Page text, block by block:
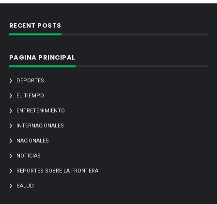
RECENT POSTS
PAGINA PRINCIPAL
DEPORTES
EL TIEMPO
ENTRETENIMIENTO
INTERNACIONALES
NACIONALES
NOTICIAS
REPORTES SOBRE LA FRONTERA
SALUD